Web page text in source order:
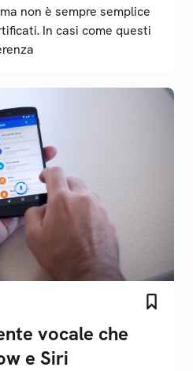
non è sempre semplice
In casi come questi
vocale che
e Siri